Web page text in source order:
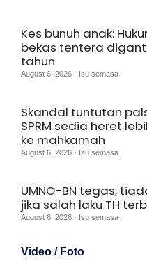
Kes bunuh anak:
bekas tentera
tahun
August 6, 2026 · Isu semasa
Skandal tuntutan
SPRM sedia heret
ke mahkamah
August 6, 2026 · Isu semasa
UMNO-BN tegas,
jika salah laku TH
August 6, 2026 · Isu semasa
Video / Foto